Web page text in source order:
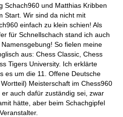
Schach960 und Matthias Kribben
Start. Wir sind da nicht mit
einfach zu klein schien! Als
für Schnellschach stand ich auch
So fielen meine
aus: Chess Classic, Chess
Tigers University. Ich erklärte
es um die 11. Offene Deutsche
Meisterschaft im Chess960
auch dafür zuständig sei, zwar
hätte, aber beim Schachgipfel